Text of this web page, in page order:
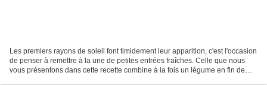
Les premiers rayons de soleil font timidement leur apparition, c'est l'occasion
de penser à remettre à la une de petites entrées fraîches. Celle que nous
vous présentons dans cette recette combine à la fois un légume en fin de